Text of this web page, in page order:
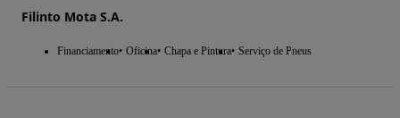
Filinto Mota S.A.
Financiamento Oficina Chapa e Pintura Serviço de Pneus